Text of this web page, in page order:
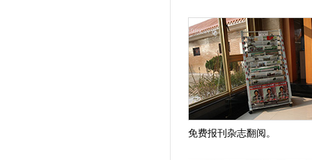
免费报刊杂志翻阅。